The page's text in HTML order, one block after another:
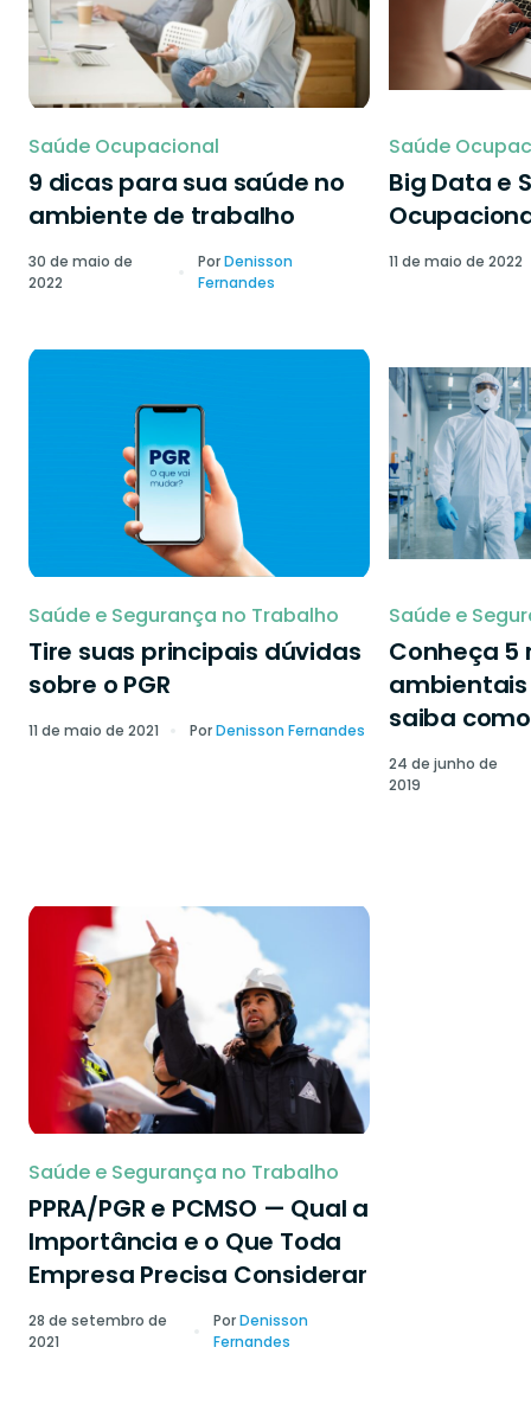
Saúde Ocupacional
9 dicas para sua saúde no
ambiente de trabalho
30 de maio de
2022
PorDenisson
Fernandes
Saúde
Big Data e
11 de maio de 2022
Saúde e Segurança no Trabalho
Tire suas principais dúvidas
sobre o PGR
11 de maio de 2021 PorDenisson Fernandes
Saúde e
Conheça 5
saiba
24 de junho de
2019
Saúde e Segurança no Trabalho
PPRA/PGR e PCMSO — Qual a
Importância e o Que Toda
Empresa Precisa Considerar
28 de setembro de
2021
PorDenisson
Fernandes